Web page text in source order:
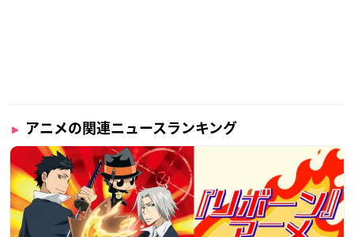
アニメの関連ニュースランキング